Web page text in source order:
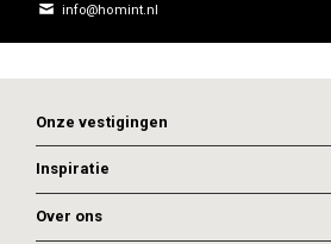
info@homint.nl
Onze vestigingen
Inspiratie
Over ons